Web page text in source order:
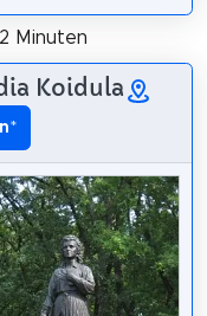
Minuten
Koidula
*